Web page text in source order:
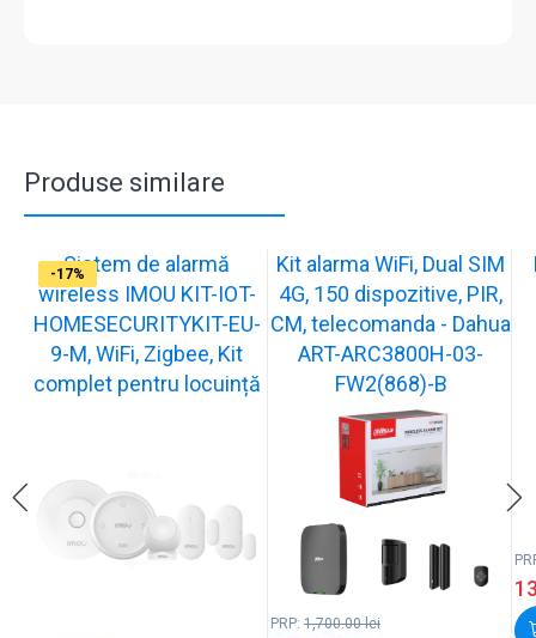
Produse similare
-31%
Sistem de alarmă
wireless IMOU KIT-IOT-
HOMESECURITYKIT-EU-
9-M, WiFi, Zigbee, Kit
complet pentru locuință
-12%
Kit alarma WiFi, Dual SIM
4G, 150 dispozitive, PIR,
CM, telecomanda - Dahua
ART-ARC3800H-03-
FW2(868)-B
PRP: 1,700.00lei
-17%
-17%
-17%
-17%
-36%
-17%
-17%
-17%